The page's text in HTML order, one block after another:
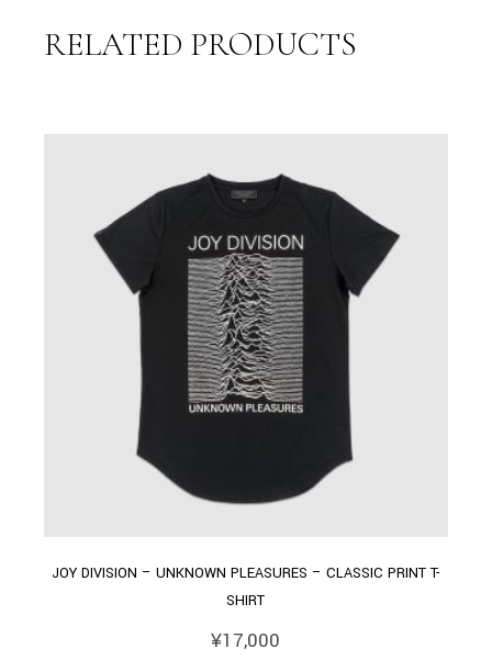
RELATED PRODUCTS
JOY DIVISION – UNKNOWN PLEASURES – CLASSIC PRINT T-
SHIRT
¥17,000